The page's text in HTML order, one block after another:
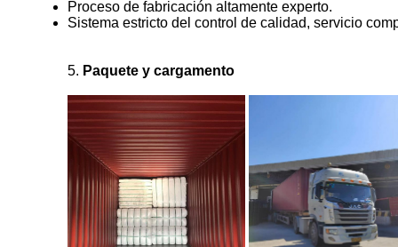
Proceso de fabricación altamente experto.
Sistema estricto del control de calidad, servicio
5. Paquete y cargamento